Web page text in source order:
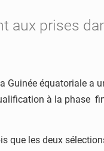
aux prises
Guinée équatoriale a
à la phase
que les deux